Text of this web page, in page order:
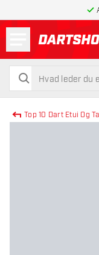
søg
søg
Top 10 Dart Etui Og